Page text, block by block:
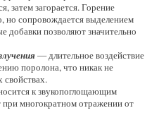
затем загорается. Горение
но сопровождается выделением
добавки позволяют значительно
— длительное воздействие
поролона, что никак не
свойствах.
к звукопоглощающим
многократном отражении от